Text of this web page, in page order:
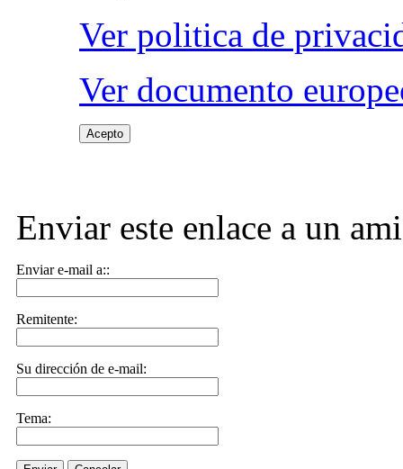
Ver politica de
Ver documento
Acepto
Enviar este enlace a un
Enviar e-mail a::
Remitente:
Su dirección de e-mail:
Tema: